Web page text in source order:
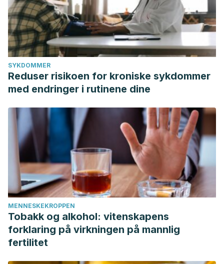
SYKDOMMER
Reduser risikoen for kroniske sykdommer
med endringer i rutinene dine
MENNESKEKROPPEN
Tobakk og alkohol: vitenskapens
forklaring på virkningen på mannlig
fertilitet